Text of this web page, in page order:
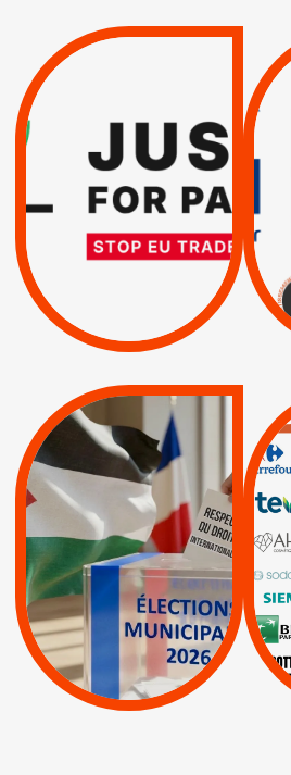
VIOLATIONS DES
SUSPENSION
TOTALE DE
L’ACCORD
D’ASSOCIATION UE-
ISRAËL
| Pétitions
MUNICIPALES 2026 :
JE VOTE POUR LE
RESPECT DU DROIT
INTERNATIONAL EN
PALESTINE
APPELS | Actus |
Espaces Sans
Apartheid
| Lettres d'interpellation